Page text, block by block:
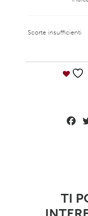
Scorte insufficienti
TI